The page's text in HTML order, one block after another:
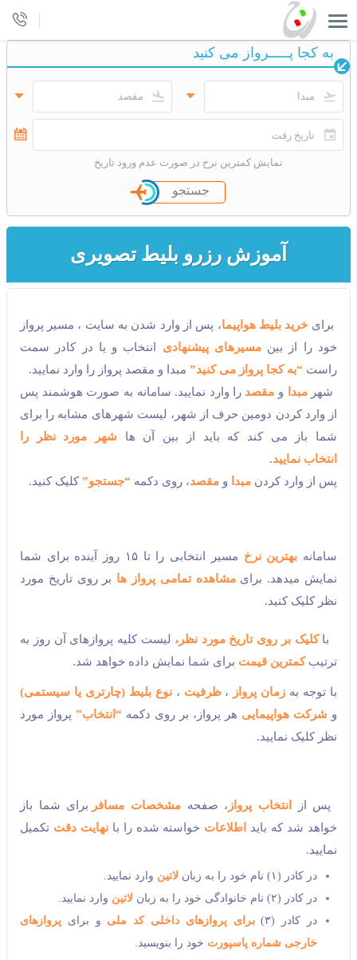
به كجا پـــــرواز می كنید
نمایش کمترین نرخ در صورت عدم ورود تاریخ
جستجو
آموزش رزرو بلیط تصویری
برای خرید بلیط هواپیما، پس از وارد شدن به سایت ، مسیر پرواز
خود را از بینمسیرهای پیشنهادی انتخاب و یا در کادر سمت
راست “به کجا پرواز می کنید” مبدا و مقصد پرواز را وارد نمایید.
شهرمبدا و مقصد را وارد نمایید. سامانه به صورت هوشمند پس
از وارد کردن دومین حرف از شهر، لیست شهرهای مشابه را برای
شما باز می کند که باید از بین آن ها شهر مورد نظر را
انتخاب نمایید.
پس از وارد کردن مبدا و مقصد، روی دکمه “جستجو” کلیک کنید.
سامانه بهترین نرخ
مسیر انتخابی را تا ۱۵ روز آینده برای شما
نمایش میدهد. برایمشاهده تمامی پرواز ها بر روی تاریخ مورد
نظر کلیک کنید.
باکلیک بر روی تاریخ مورد نظر، لیست کلیه پروازهای آن روز به
ترتیبکمترین قیمت برای شما نمایش داده خواهد شد.
با توجه به زمان پرواز ،ظرفیت ،نوع بلیط (چارتری یا سیستمی)
و شرکت هواپیمایی هر پرواز، بر روی دکمه “انتخاب” پرواز مورد
نظر کلیک نمایید.
پس از انتخاب پرواز ، صفحه مشخصات مسافر برای شما باز
خواهد شد که باید اطلاعات خواسته شده را بانهایت دقت تکمیل
نمایید.
در کادر (۱) نام خود را به زبان لاتین وارد نمایید.
در کادر (۲) نام خانوادگی خود را به زبان
لاتین وارد نمایید.
در کادر (۳)
برای پروازهای داخلی کد ملی و برای پروازهای
خارجی شماره پاسپورت خود را بنویسید.